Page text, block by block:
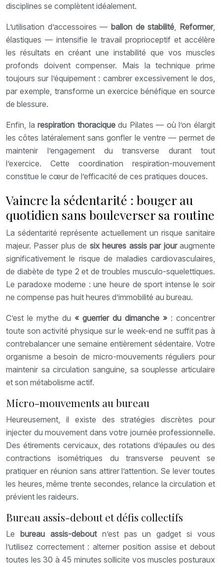
disciplines se complètent idéalement.
L’utilisation d’accessoires — ballon de stabilité Reformer,
élastiques — intensifie le travail proprioceptif et accélère
les résultats en créant une instabilité que vos muscles
profonds doivent compenser. Mais la technique prime
toujours sur l’équipement : cambrer excessivement le dos,
par exemple, transforme un exercice bénéfique en source
de blessure.
Enfin, larespiration thoraciquedu Pilates — où l’on élargit
les côtes latéralement sans gonfler le ventre — permet de
maintenir l’engagement du transverse durant tout
l’exercice. Cette coordination respiration-mouvement
constitue le cœur de l’efficacité de ces pratiques douces.
Vaincre la sédentarité : bouger au
quotidien sans bouleverser sa routine
La sédentarité représente actuellement un risque sanitaire
majeur. Passer plus de six heures assis par jouraugmente
significativement le risque de maladies cardiovasculaires,
de diabète de type 2 et de troubles musculo-squelettiques.
Le paradoxe moderne : une heure de sport intense le soir
ne compense pas huit heures d’immobilité au bureau.
C’est le mythe du « guerrier du dimanche » : concentrer
toute son activité physique sur le week-end ne suffit pas à
contrebalancer une semaine entièrement sédentaire. Votre
organisme a besoin de micro-mouvements réguliers pour
maintenir sa circulation sanguine, sa souplesse articulaire
et son métabolisme actif.
Micro-mouvements au bureau
Heureusement, il existe des stratégies discrètes pour
injecter du mouvement dans votre journée professionnelle.
Des étirements cervicaux, des rotations d’épaules ou des
contractions isométriques du transverse peuvent se
pratiquer en réunion sans attirer l’attention. Se lever toutes
les heures, même trente secondes, relance la circulation et
prévient les raideurs.
Bureau assis-debout et défis collectifs
Le bureau assis-deboutn’est pas un gadget si vous
l’utilisez correctement : alterner position assise et debout
toutes les 30 à 45 minutes sollicite vos muscles posturaux